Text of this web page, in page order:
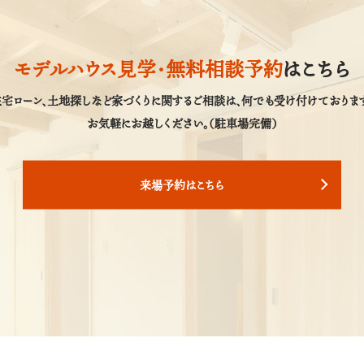
モデルハウス見学・無料相談予約はこちら
ローン、土地探しなど家づくりに関するご相談は、何でも受け付けておりま
お気軽にお越しください。（駐車場完備）
来場予約はこちら